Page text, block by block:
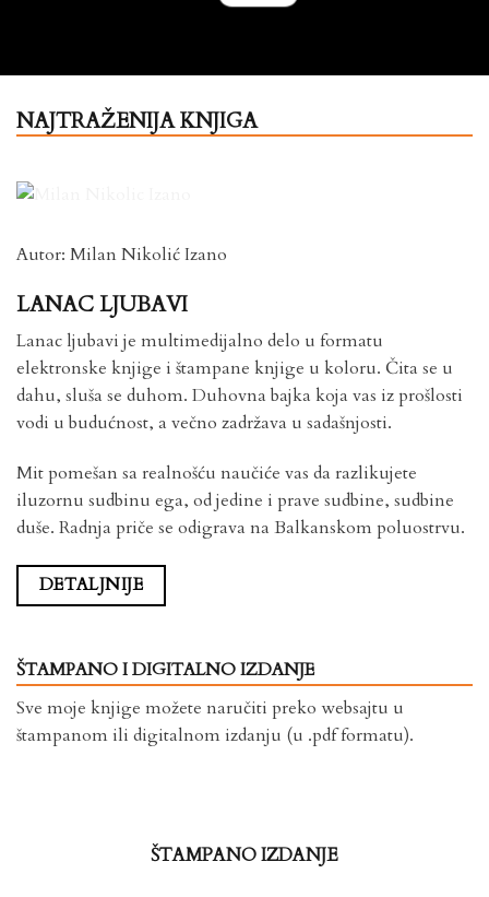
NAJTRAŽENIJA KNJIGA
Autor: Milan Nikolić Izano
LANAC LJUBAVI
Lanac ljubavi je multimedijalno delo u formatu
elektronske knjige i štampane knjige u koloru. Čita se u
dahu, sluša se duhom. Duhovna bajka koja vas iz prošlosti
vodi u budućnost, a večno zadržava u sadašnjosti.
Mit pomešan sa realnošću naučiće vas da razlikujete
iluzornu sudbinu ega, od jedine i prave sudbine, sudbine
duše. Radnja priče se odigrava na Balkanskom poluostrvu.
DETALJNIJE
ŠTAMPANO I DIGITALNO IZDANJE
Sve moje knjige možete naručiti preko websajtu u
štampanom ili digitalnom izdanju (u .pdf formatu).
ŠTAMPANO IZDANJE